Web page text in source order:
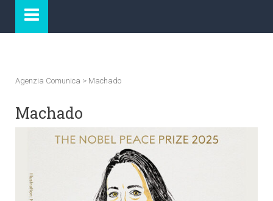
Agenzia Comunica > Machado
Machado